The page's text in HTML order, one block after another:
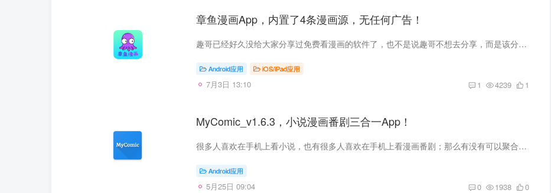
章鱼漫画App，内置了4条漫画源，无任何广告！
趣哥已经好久没给大家分享过免费看漫画的软件了，也不是说趣哥不想去分享，而是该分享的都分享了，后面也没遇到好用的。加上现在大部分APP都有广告，怕分享出来被大家猛喷哈哈。 不过今天趣哥发...
Android应用 iOS/iPad应用
7月3日 13:10 1 4239 1
MyComic_v1.6.3，小说漫画番剧三合一App！
很多人喜欢在手机上看小说，也有很多人喜欢在手机上看漫画番剧；那么有没有可以聚合3大功能于一体的神器呢？今天就给大家安排上，真的很不错，拥有超级丰富的漫画、番剧和小说资源，可以满足大...
Android应用
5月25日 09:04 0 1938 0